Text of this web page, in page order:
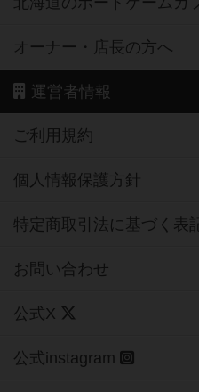
オーナー・店長の方へ
運営者情報
ご利用規約
個人情報保護方針
特定商取引法に基づく表
お問い合わせ
公式X
公式instagram